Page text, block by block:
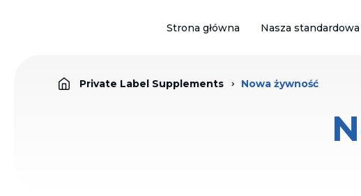
Strona główna Nasza
Private Label Supplements Nowa żywność